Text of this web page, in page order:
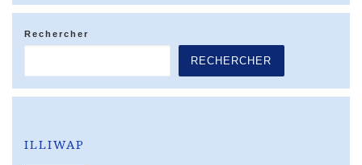
Rechercher
RECHERCHER
ILLIWAP